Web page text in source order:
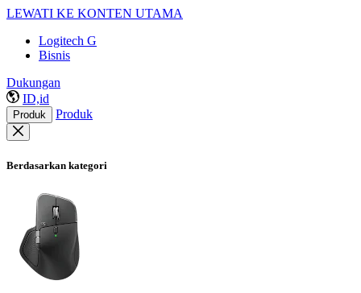
LEWATI KE KONTEN UTAMA
Logitech G
Bisnis
Dukungan
ID,id
Produk Produk
Berdasarkan kategori